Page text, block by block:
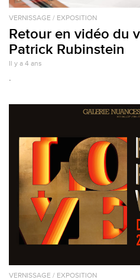
VERNISSAGE / EXPOSITION
Retour en vidéo du
Patrick Rubinstein
Il y a 4 ans
.
VERNISSAGE / EXPOSITION